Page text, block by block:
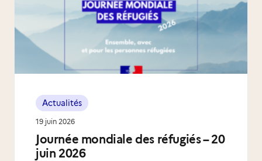
Journée mondiale des réfugiés – 20
juin 2026
Actualités
19 juin 2026